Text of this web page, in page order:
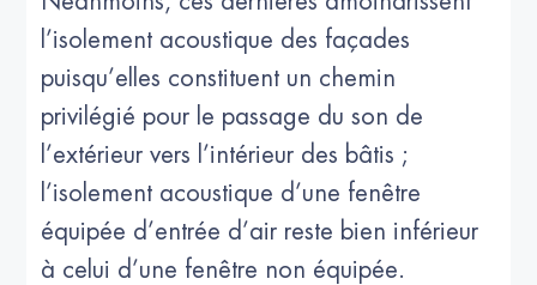
l’isolement acoustique des façades
puisqu’elles constituent un chemin
privilégié pour le passage du son de
l’extérieur vers l’intérieur des bâtis ;
l’isolement acoustique d’une fenêtre
équipée d’entrée d’air reste bien inférieur
à celui d’une fenêtre non équipée.